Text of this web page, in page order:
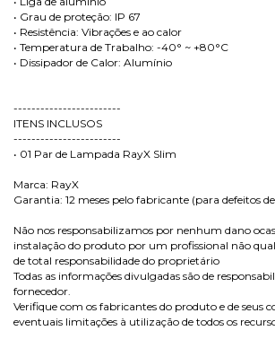
• Grau de proteção: IP 67
• Resistência: Vibrações e ao calor
• Temperatura de Trabalho: -40° ~ +80°C
• Dissipador de Calor: Alumínio
------------------------
ITENS INCLUSOS
------------------------
• 01 Par de Lampada RayX Slim
Marca: RayX
Garantia: 12 meses pelo fabricante (para defeitos
Não nos responsabilizamos por nenhum dano
instalação do produto por um profissional não
de total responsabilidade do proprietário
Todas as informações divulgadas são de
fornecedor.
Verifique com os fabricantes do produto e de seus
eventuais limitações à utilização de todos os